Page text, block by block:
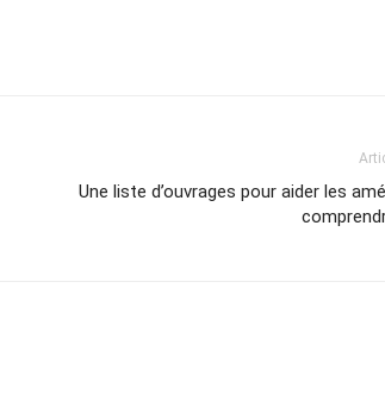
Une liste d’ouvrages pour aider les